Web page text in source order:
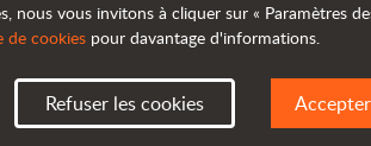
nous vous invitons à cliquer sur « Paramètres
de cookies pour davantage d'informations.
Refuser les cookies